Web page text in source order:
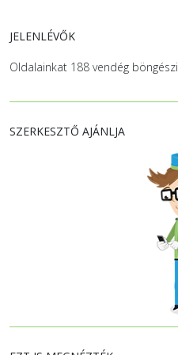
JELENLÉVŐK
Oldalainkat 188 vendég böngészi
SZERKESZTŐ AJÁNLJA